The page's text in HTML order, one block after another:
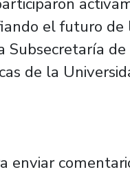
el futuro
de la
destacada
enviar